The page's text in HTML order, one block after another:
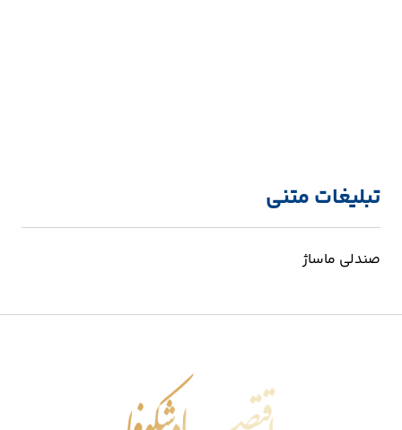
تبلیغات متنی
صندلی ماساژ
اقتصاد شکوفا